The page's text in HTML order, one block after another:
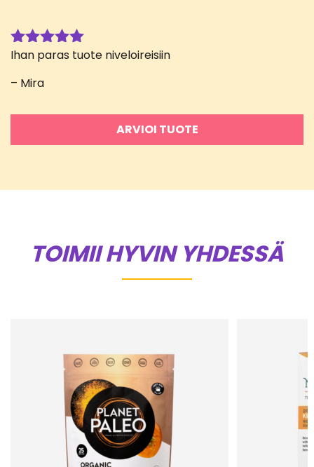
Arvostelu
5 / 5
Ihan paras tuote niveloireisiin
– Mira
ARVIOI TUOTE
TOIMII HYVIN YHDESSÄ